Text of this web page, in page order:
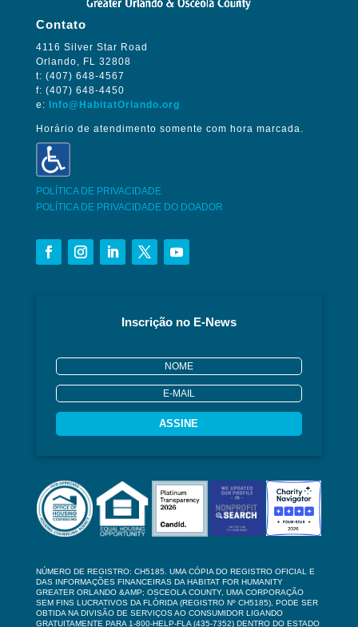
Contato
4116 Silver Star Road
Orlando, FL 32808
t: (407) 648-4567
f: (407) 648-4450
e:
Info@HabitatOrlando.org
Horário de atendimento somente com hora marcada.
POLÍTICA DE PRIVACIDADE
POLÍTICA DE PRIVACIDADE DO DOADOR
Inscrição no E-News
ASSINE
NÚMERO DE REGISTRO: CH5185. UMA CÓPIA DO REGISTRO OFICIAL E
DAS INFORMAÇÕES FINANCEIRAS DA HABITAT FOR HUMANITY
GREATER ORLANDO &AMP; OSCEOLA COUNTY, UMA CORPORAÇÃO
SEM FINS LUCRATIVOS DA FLÓRIDA (REGISTRO Nº CH5185), PODE SER
OBTIDA NA DIVISÃO DE SERVIÇOS AO CONSUMIDOR LIGANDO
GRATUITAMENTE PARA 1-800-HELP-FLA (435-7352) DENTRO DO ESTADO